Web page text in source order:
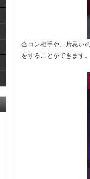
合コン相手や、片思い
をすることができます。